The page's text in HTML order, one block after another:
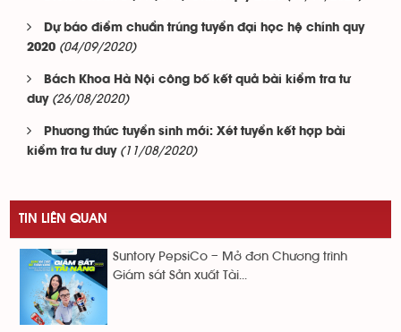
Dự báo điểm chuẩn trúng tuyển đại học hệ chính quy
2020 (04/09/2020)
Bách Khoa Hà Nội công bố kết quả bài kiểm tra tư
duy (26/08/2020)
Phương thức tuyển sinh mới: Xét tuyển kết hợp bài
kiểm tra tư duy (11/08/2020)
TIN LIÊN QUAN
Suntory PepsiCo – Mở đơn Chương trình
Giám sát Sản xuất Tài...